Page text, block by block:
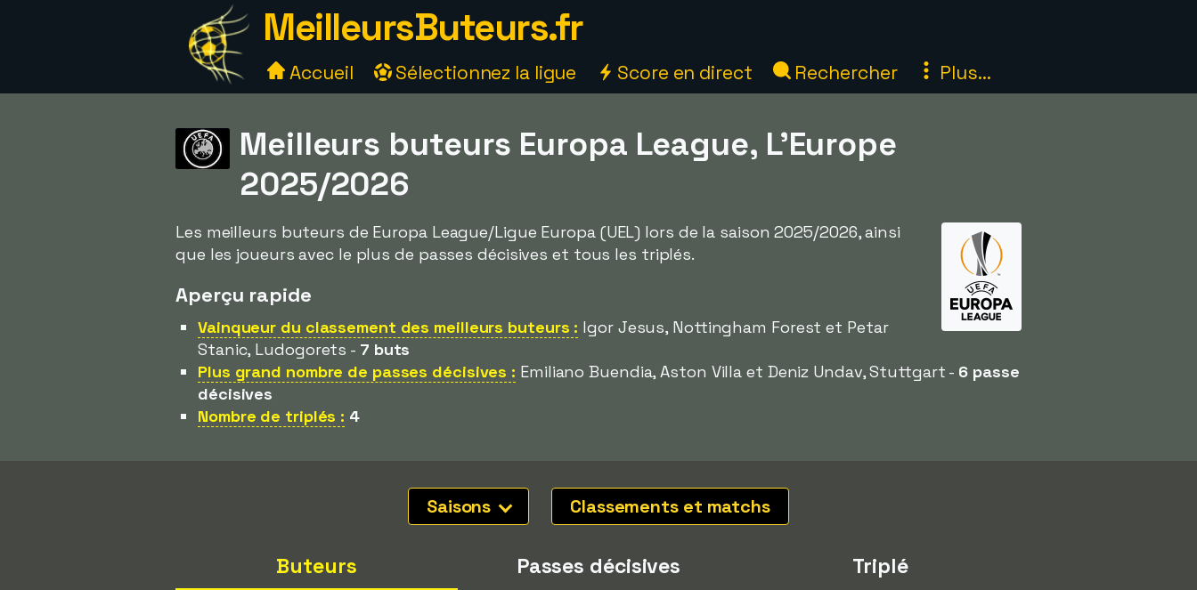
MeilleursButeurs.fr
Accueil Sélectionnez la ligue Score en direct Rechercher Plus...
Meilleurs buteurs Europa League, L'Europe
2025/2026
Les meilleurs buteurs de Europa League/Ligue Europa (UEL) lors de la saison 2025/2026, ainsi
que les joueurs avec le plus de passes décisives et tous les triplés.
Aperçu rapide
Vainqueur du classement des meilleurs buteurs : Igor Jesus, Nottingham Forest et Petar
Stanic, Ludogorets - 7 buts
Plus grand nombre de passes décisives : Emiliano Buendia, Aston Villa et Deniz Undav, Stuttgart - 6 passe
décisives
Nombre de triplés : 4
Saisons Classements et matchs
Buteurs Passes décisives Triplé